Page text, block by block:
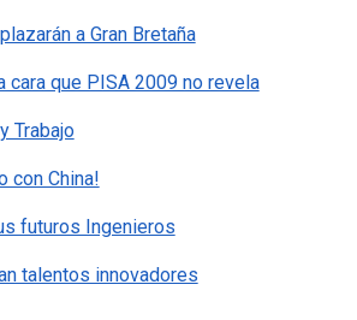
a Gran Bretaña
cara que PISA 2009 no revela
Trabajo
con China!
futuros Ingenieros
talentos innovadores